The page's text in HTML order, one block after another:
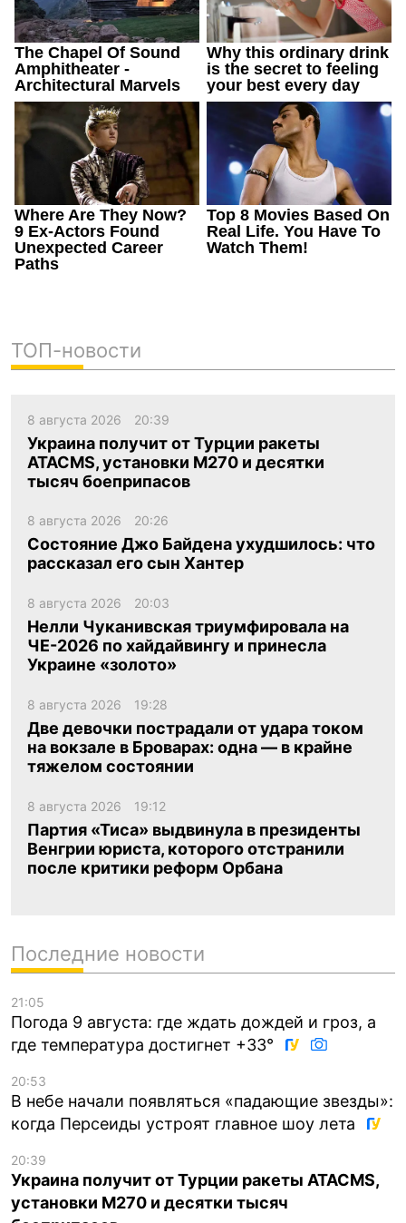
ТОП-новости
8 августа 2026 20:39
Украина получит от Турции ракеты
ATACMS, установки M270 и десятки
тысяч боеприпасов
8 августа 2026 20:26
Состояние Джо Байдена ухудшилось: что
рассказал его сын Хантер
8 августа 2026 20:03
Нелли Чуканивская триумфировала на
ЧЕ-2026 по хайдайвингу и принесла
Украине «золото»
8 августа 2026 19:28
Две девочки пострадали от удара током
на вокзале в Броварах: одна — в крайне
тяжелом состоянии
8 августа 2026 19:12
Партия «Тиса» выдвинула в президенты
Венгрии юриста, которого отстранили
после критики реформ Орбана
Последние новости
21:05
Погода 9 августа: где ждать дождей и гроз, а
где температура достигнет +33°
20:53
В небе начали появляться «падающие звезды»:
когда Персеиды устроят главное шоу лета
20:39
Украина получит от Турции ракеты ATACMS,
установки M270 и десятки тысяч